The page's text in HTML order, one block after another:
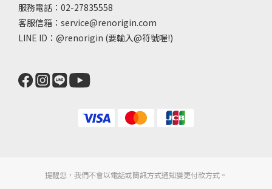
服務電話：02-27835558
客服信箱：service@renorigin.com
LINE ID： @renorigin (要輸入@符號喔!)
提醒您，我們不會以電話或簡訊方式通知變更付款方式。